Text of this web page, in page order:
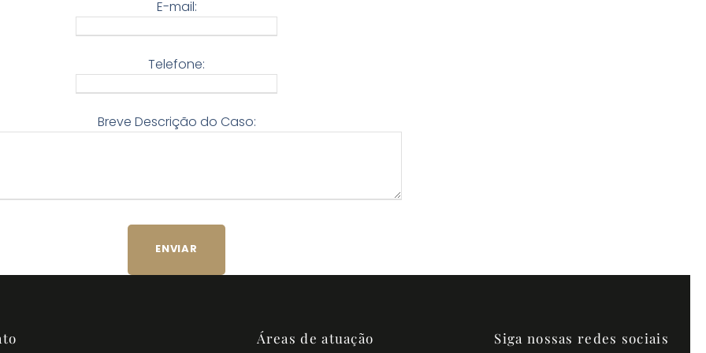
E-mail:
Telefone:
Breve Descrição do Caso:
Áreas de atuação Siga nossas redes sociais